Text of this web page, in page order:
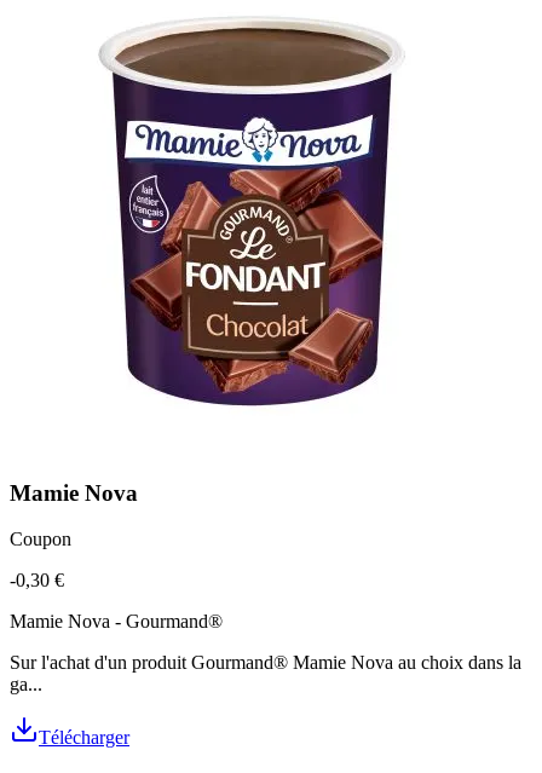
Mamie Nova
Coupon
-0,30 €
Mamie Nova - Gourmand®
Sur l'achat d'un produit Gourmand® Mamie Nova au choix dans la
ga...
Télécharger